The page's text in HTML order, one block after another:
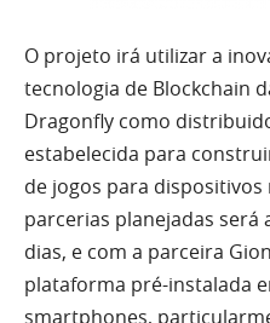
O projeto irá utilizar a
tecnologia de Blockchain
Dragonfly como
estabelecida para
de jogos para
parcerias planejadas
dias, e com a parceira
plataforma pré-instalada
smartphones,